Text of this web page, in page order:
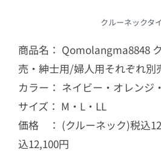
クルーネックタ
商品名： Qomolangma8848
売・紳士用/婦人用それぞれ別
カラー： ネイビー・オレンジ
サイズ： M・L・LL
価格 ： (クルーネック)税込
込12,100円